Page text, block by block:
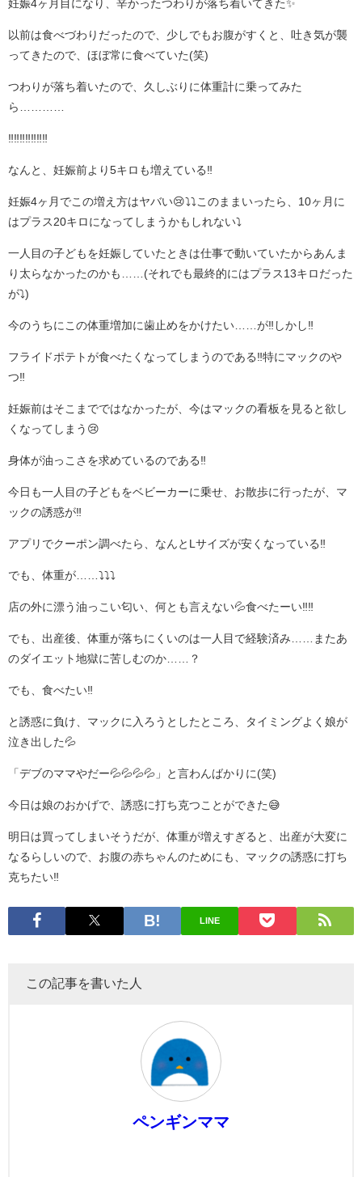
妊娠4ヶ月目になり、辛かったつわりが落ち着いてきた✨
以前は食べづわりだったので、少しでもお腹がすくと、吐き気が襲
ってきたので、ほぼ常に食べていた(笑)
つわりが落ち着いたので、久しぶりに体重計に乗ってみた
ら…………
‼️‼️‼️‼️‼️‼️‼️
なんと、妊娠前より5キロも増えている‼️
妊娠4ヶ月でこの増え方はヤバい😢⤵️⤵️このままいったら、10ヶ月に
はプラス20キロになってしまうかもしれない⤵️
一人目の子どもを妊娠していたときは仕事で動いていたからあんま
り太らなかったのかも……(それでも最終的にはプラス13キロだった
が⤵️)
今のうちにこの体重増加に歯止めをかけたい……が‼️しかし‼️
フライドポテトが食べたくなってしまうのである‼️特にマックのや
つ‼️
妊娠前はそこまでではなかったが、今はマックの看板を見ると欲し
くなってしまう😢
身体が油っこさを求めているのである‼️
今日も一人目の子どもをベビーカーに乗せ、お散歩に行ったが、マ
ックの誘惑が‼️
アプリでクーポン調べたら、なんとLサイズが安くなっている‼️
でも、体重が……⤵️⤵️⤵️
店の外に漂う油っこい匂い、何とも言えない💦食べたーい‼️‼️
でも、出産後、体重が落ちにくいのは一人目で経験済み……またあ
のダイエット地獄に苦しむのか……？
でも、食べたい‼️
と誘惑に負け、マックに入ろうとしたところ、タイミングよく娘が
泣き出した💦
「デブのママやだー💦💦💦💦」と言わんばかりに(笑)
今日は娘のおかげで、誘惑に打ち克つことができた😅
明日は買ってしまいそうだが、体重が増えすぎると、出産が大変に
なるらしいので、お腹の赤ちゃんのためにも、マックの誘惑に打ち
克ちたい‼️
LINE
この記事を書いた人
ペンギンママ